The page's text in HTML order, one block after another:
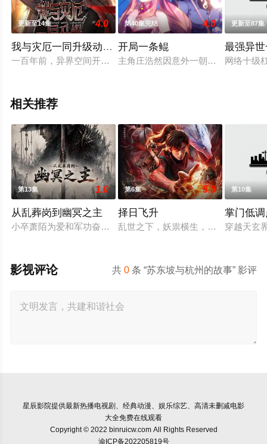
更新至14集 4.0
我与灾厄一同升级动态漫
一百年前，异界空间开启，“灾厄”入侵现实。在旷日持久的斗
第40集完结 4.0
开局一条鲲
主角庄浩然因意外一朝重生，竟然变
更新至87集
最强异
网络十级
相关推荐
第13集 1.0
从乱葬岗到幽冥之主
小卒萧陌为爱和军功奋斗三年，却被恋人柳莺儿与将军之子赵
第6集 5.0
择日飞升
乱世之下，妖祟横生，奸佞当道。又
第10集
掌门低
穿越天玄
共0 条 “苏东坡与杭州的故事” 影评
影视评论
星辰影院提供最新热播电视剧、经典动漫、娱乐综艺、高清未删减电影
大全免费在线观看
Copyright © 2022 binruicw.com All Rights Reserved
渝ICP备202205819号